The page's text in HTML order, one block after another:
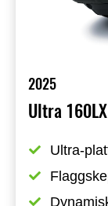
2025
Ultra 160LX
Ultra-